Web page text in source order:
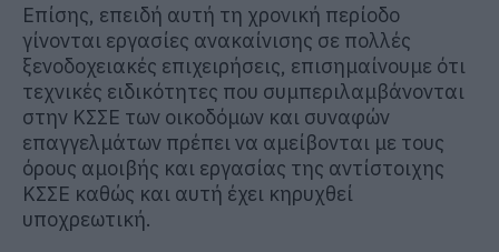
Επίσης, επειδή αυτή τη χρονική περίοδο
γίνονται εργασίες ανακαίνισης σε πολλές
ξενοδοχειακές επιχειρήσεις, επισημαίνουμε ότι
τεχνικές ειδικότητες που συμπεριλαμβάνονται
στην ΚΣΣΕ των οικοδόμων και συναφών
επαγγελμάτων πρέπει να αμείβονται με τους
όρους αμοιβής και εργασίας της αντίστοιχης
ΚΣΣΕ καθώς και αυτή έχει κηρυχθεί
υποχρεωτική.